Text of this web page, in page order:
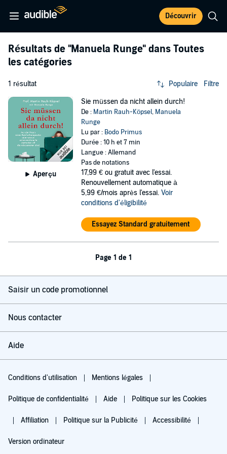
Découvrir
Résultats de "Manuela Runge" dans Toutes
les catégories
1 résultat Populaire Filtre
Aperçu
Sie müssen da nicht allein durch!
De : Martin Rauh-Köpsel, Manuela
Runge
Lu par : Bodo Primus
Durée : 10 h et 7 min
Langue : Allemand
Pas de notations
17,99 € ou gratuit avec l'essai.
Renouvellement automatique à
5,99 €/mois après l'essai. Voir
conditions d'éligibilité
Essayez Standard gratuitement
Page 1 de 1
Saisir un code promotionnel
Nous contacter
Aide
Conditions d'utilisation Mentions légales
Politique de confidentialité Aide Politique sur les Cookies
Affiliation Politique sur la Publicité Accessibilité
Version ordinateur